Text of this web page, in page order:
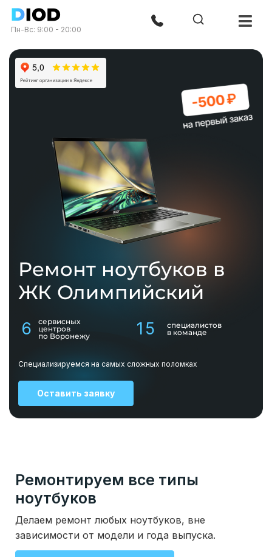
Пн-Вс: 9:00 - 20:00
Ремонт ноутбуков в
ЖК Олимпийский
6
сервисных
центров
по Воронежу
15
специалистов
в команде
Специализируемся на самых сложных поломках
Оставить заявку
Ремонтируем все типы
ноутбуков
Делаем ремонт любых ноутбуков, вне
зависимости от модели и года выпуска.